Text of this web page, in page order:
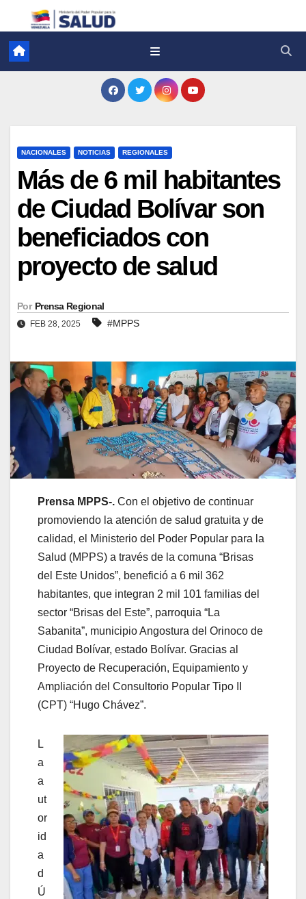
NACIONALES NOTICIAS REGIONALES
Más de 6 mil habitantes
de Ciudad Bolívar son
beneficiados con
proyecto de salud
Por Prensa Regional
FEB 28, 2025 #MPPS
Prensa MPPS-. Con el objetivo de continuar
promoviendo la atención de salud gratuita y de
calidad, el Ministerio del Poder Popular para la
Salud (MPPS) a través de la comuna “Brisas
del Este Unidos”, benefició a 6 mil 362
habitantes, que integran 2 mil 101 familias del
sector “Brisas del Este”, parroquia “La
Sabanita”, municipio Angostura del Orinoco de
Ciudad Bolívar, estado Bolívar. Gracias al
Proyecto de Recuperación, Equipamiento y
Ampliación del Consultorio Popular Tipo II
(CPT) “Hugo Chávez”.
L
a
a
ut
or
id
a
d
Ú